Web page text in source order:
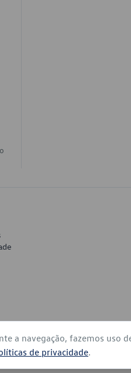
direitos reservados
a navegação, fazemos uso
de privacidade.